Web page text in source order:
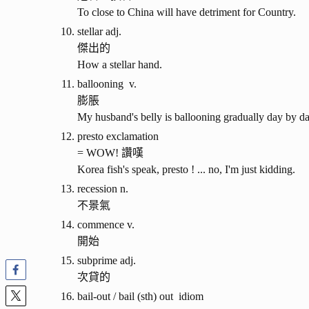
To close to China will have detriment for Country.
stellar adj.
傑出的
How a stellar hand.
ballooning v.
膨脹
My husband's belly is ballooning gradually day by
presto exclamation
= WOW! 讚嘆
Korea fish's speak, presto ! ... no, I'm just kidding.
recession n.
不景氣
commence v.
開始
subprime adj.
次貸的
bail-out / bail (sth) out idiom